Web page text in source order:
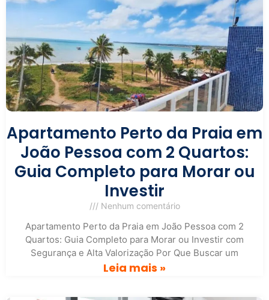
Apartamento Perto da Praia em
João Pessoa com 2 Quartos:
Guia Completo para Morar ou
Investir
Nenhum comentário
Apartamento Perto da Praia em João Pessoa com 2
Quartos: Guia Completo para Morar ou Investir com
Segurança e Alta Valorização Por Que Buscar um
Leia mais »